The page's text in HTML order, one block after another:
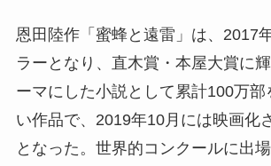
恩田陸作「蜜蜂と遠雷」は、2017
ラーとなり、直木賞・本屋大賞に
ーマにした小説として累計100万部
い作品で、2019年10月には映画化
となった。世界的コンクールに出